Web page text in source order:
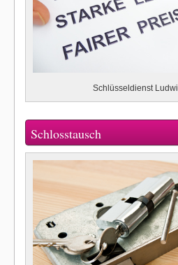
Schlüsseldienst
Schlosstausch